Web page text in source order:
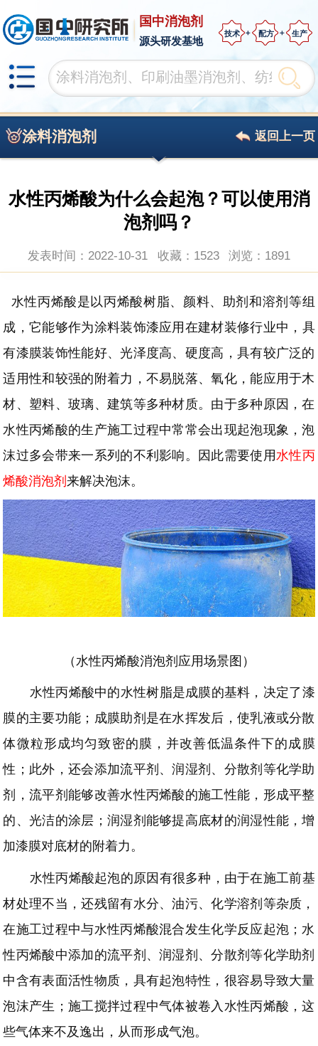
国中消泡剂
源头研发基地
技术 配方 生产
涂料消泡剂 返回上一页
水性丙烯酸为什么会起泡？可以使用消
泡剂吗？
发表时间：2022-10-31 收藏：1523 浏览： 1891
水性丙烯酸是以丙烯酸树脂、颜料、助剂和溶剂等组
成 ，它能够作为涂料装饰漆应用在建材装修行业中，具
有漆膜装饰性能好、光泽度高、硬度高，具有较广泛的
适用性和较强的附着力，不易脱落、氧化，能应用于木
材、塑料、玻璃、建筑等多种材质。由于多种原因，在
水性丙烯酸的生产施工过程中常常会出现起泡现象，泡
沫过多会带来一系列的不利影响。因此需要使用 水性丙
烯酸消泡剂来解决泡沫。
（水性丙烯酸消泡剂应用场景图）
水性丙烯酸中的水性树脂是成膜的基料，决定了漆
膜的主要功能；成膜助剂是在水挥发后，使乳液或分散
体微粒形成均匀致密的膜，并改善低温条件下的成膜
性；此外，还会添加流平剂、润湿剂、分散剂等化学助
剂，流平剂能够改善水性丙烯酸的施工性能，形成平整
的、光洁的涂层；润湿剂能够提高底材的润湿性能，增
加漆膜对底材的附着力。
水性丙烯酸起泡的原因有很多种，由于在施工前基
材处理不当，还残留有水分、油污、化学溶剂等杂质，
在施工过程中与水性丙烯酸混合发生化学反应起泡；水
性丙烯酸中添加的流平剂、润湿剂、分散剂等化学助剂
中含有表面活性物质，具有起泡特性，很容易导致大量
泡沫产生；施工搅拌过程中气体被卷入水性丙烯酸，这
些气体来不及逸出，从而形成气泡。